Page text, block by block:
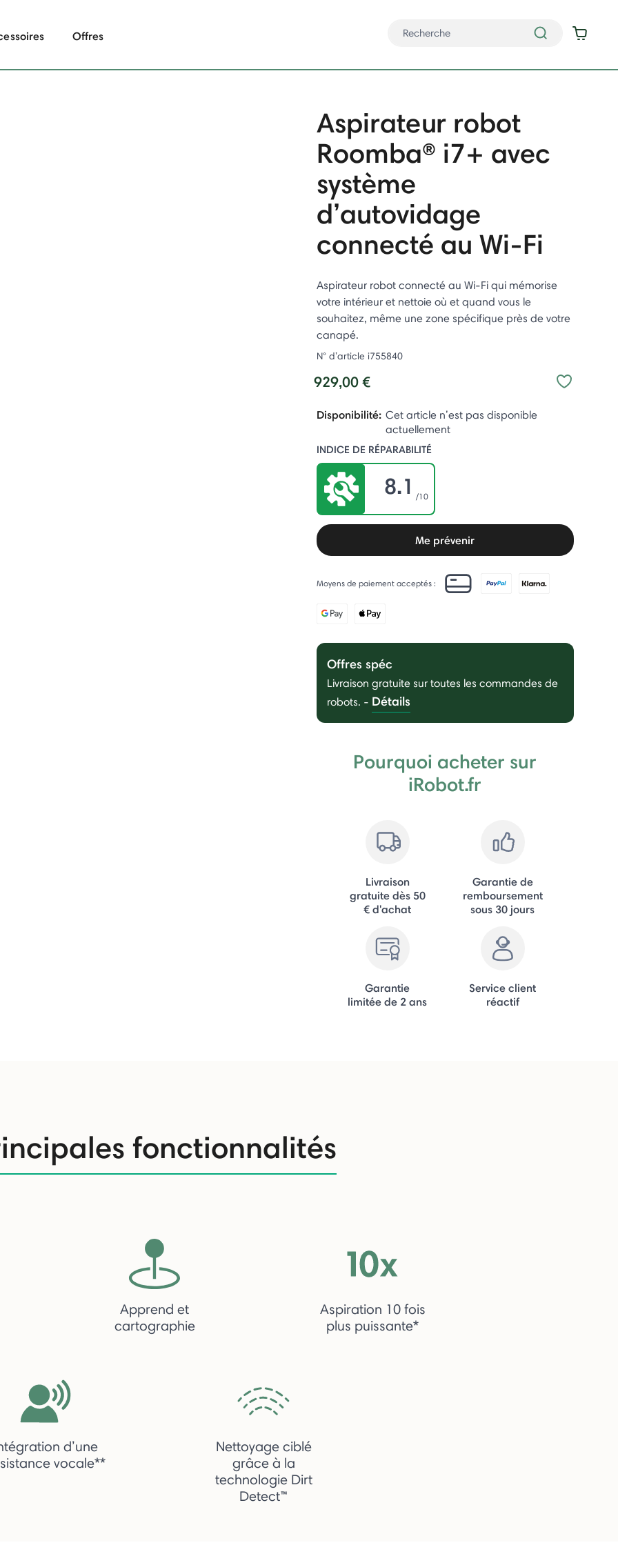
Offres
Aspirateur robot
Roomba® i7+ avec
système
d’autovidage
connecté au Wi-Fi
Aspirateur robot connecté au Wi-Fi qui mémorise
votre intérieur et nettoie où et quand vous le
souhaitez, même une zone spécifique près de votre
canapé.
N° d’article i755840
929,00 €
Disponibilité: Cet article n’est pas disponible
actuellement
INDICE DE RÉPARABILITÉ
8.1 /10
Me prévenir
Moyens de paiement acceptés :
Offres spéc
Livraison gratuite sur toutes les commandes de
robots. - Détails
Pourquoi acheter sur
iRobot.fr
Livraison
gratuite dès 50
€ d'achat
Garantie de
remboursement
sous 30 jours
Garantie
limitée de 2 ans
Service client
réactif
fonctionnalités
Apprend et
cartographie
Aspiration 10 fois
plus puissante*
d’une
vocale**
Nettoyage ciblé
grâce à la
technologie Dirt
Detect™